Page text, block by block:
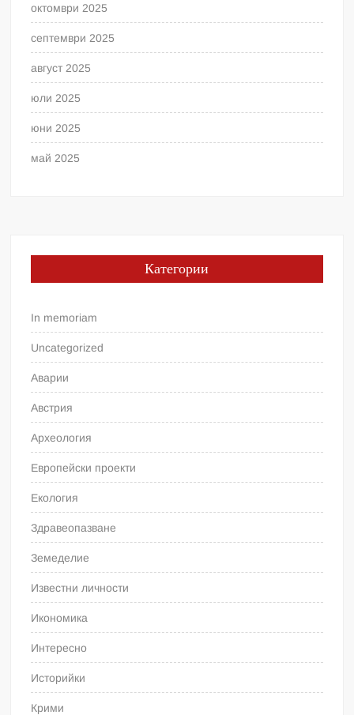
октомври 2025
септември 2025
август 2025
юли 2025
юни 2025
май 2025
Категории
In memoriam
Uncategorized
Аварии
Австрия
Археология
Европейски проекти
Екология
Здравеопазване
Земеделие
Известни личности
Икономика
Интересно
Историйки
Крими